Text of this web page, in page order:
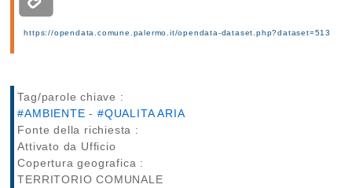
https://opendata.comune.palermo.it/opendata-dataset.php?dataset=513
Tag/parole chiave :
#AMBIENTE -#QUALITA ARIA
Fonte della richiesta :
Attivato da Ufficio
Copertura geografica :
TERRITORIO COMUNALE